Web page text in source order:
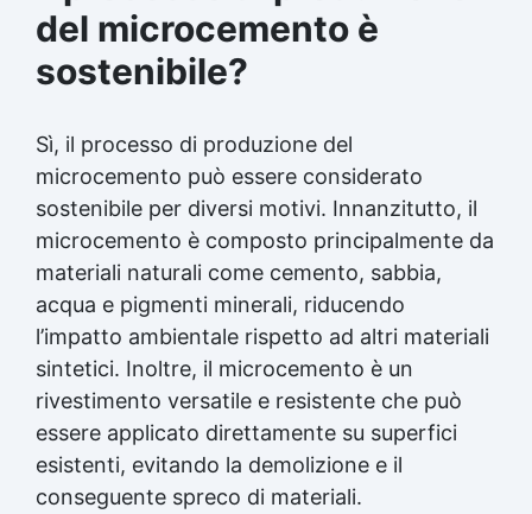
del microcemento è
sostenibile?
Sì, il processo di produzione del
microcemento può essere considerato
sostenibile per diversi motivi. Innanzitutto, il
microcemento è composto principalmente da
materiali naturali come cemento, sabbia,
acqua e pigmenti minerali, riducendo
l’impatto ambientale rispetto ad altri materiali
sintetici. Inoltre, il microcemento è un
rivestimento versatile e resistente che può
essere applicato direttamente su superfici
esistenti, evitando la demolizione e il
conseguente spreco di materiali.